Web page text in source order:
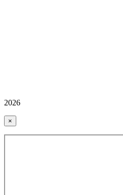
2026
×